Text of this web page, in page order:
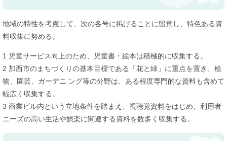
地域の特性を考慮して、次の各号に掲げることに留意し、特色ある資
料収集に努める。
1 児童サービス向上のため、児童書・絵本は積極的に収集する。
2 加西市のまちづくりの基本目標である「花と緑」に重点を置き、植
物、園芸、ガーデニ ング等の分野は、ある程度専門的な資料も含めて
幅広く収集する。
3 商業ビル内という立地条件を踏まえ、視聴覚資料をはじめ、利用者
ニーズの高い生活や娯楽に関連する資料を数多く収集する。